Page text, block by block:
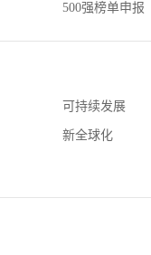
500强榜单申报
可持续发展
新全球化